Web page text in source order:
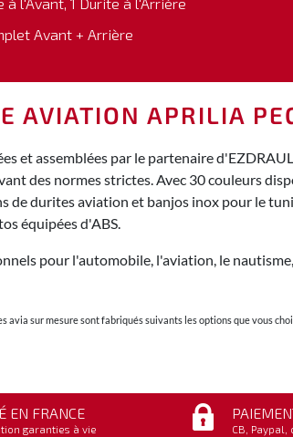
Avant + Arrière
AVIATION APRILIA
et assemblées par le partenaire
des normes strictes. Avec 30 couleurs
de durites aviation et banjos inox pour le
équipées d'ABS.
pour l'automobile, l'aviation, le
sur mesure sont fabriqués suivants les options que vous
EN FRANCE
garanties à vie CB,